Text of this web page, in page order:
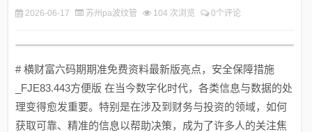
2026-06-17 苏州pa波纹管 104 次浏览 0个评论
# 横财富六码期期准免费资料最新版亮点，安全保障措施
_FJE83.443方便版 在当今数字化时代，各类信息与数据的处
理变得愈发重要。特别是在涉及到财务与投资的领域，如何
获取可靠、精准的信息以帮助决策，成为了许多人的关注焦